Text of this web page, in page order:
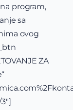
program,
sa
ovog
ZA